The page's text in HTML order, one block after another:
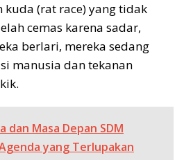
(rat race) yang tidak
cemas karena sadar,
berlari, mereka sedang
manusia dan tekanan
dan Masa Depan SDM
yang Terlupakan